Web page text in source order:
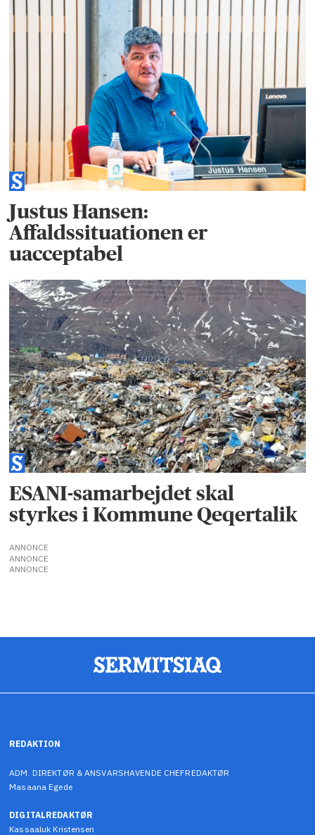
Justus Hansen:
Affaldssituationen er
uacceptabel
ESANI-samarbejdet skal
styrkes i Kommune Qeqertalik
ANNONCE
ANNONCE
ANNONCE
REDAKTION
ADM. DIREKTØR & ANSVARSHAVENDE CHEFREDAKTØR
Masaana Egede
DIGITALREDAKTØR
Kassaaluk Kristensen